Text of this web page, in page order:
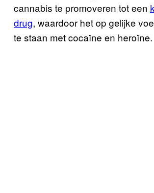
cannabis te promoveren tot een
drug, waardoor het op gelijke
te staan met cocaïne en heroïne.